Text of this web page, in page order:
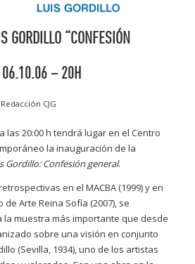
GORDILLO “CONFESIÓN
06.10.06 – 20H
Redacción CJG
las 20:00 h tendrá lugar en el Centro
la inauguración de la
Gordillo: Confesión general.
en el MACBA (1999) y en
Arte Reina Sofía (2007), se
muestra más importante que desde
sobre una visión en conjunto
(Sevilla, 1934), uno de los artistas